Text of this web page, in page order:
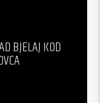
BJELAJ KOD